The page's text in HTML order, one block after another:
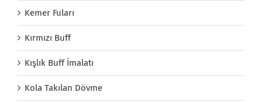
Kemer Fuları
Kırmızı Buff
Kışlık Buff İmalatı
Kola Takılan Dövme